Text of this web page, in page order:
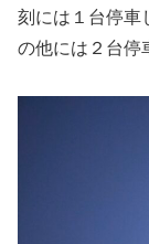
刻には１台停車
の他には２台停